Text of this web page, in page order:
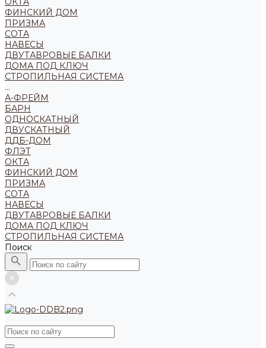
ФИНСКИЙ ДОМ
ПРИЗМА
СОТА
НАВЕСЫ
ДВУТАВРОВЫЕ БАЛКИ
ДОМА ПОД КЛЮЧ
СТРОПИЛЬНАЯ СИСТЕМА
...
А-ФРЕЙМ
БАРН
ОДНОСКАТНЫЙ
ДВУСКАТНЫЙ
ДДБ-ДОМ
ФЛЭТ
ОКТА
ФИНСКИЙ ДОМ
ПРИЗМА
СОТА
НАВЕСЫ
ДВУТАВРОВЫЕ БАЛКИ
ДОМА ПОД КЛЮЧ
СТРОПИЛЬНАЯ СИСТЕМА
Поиск